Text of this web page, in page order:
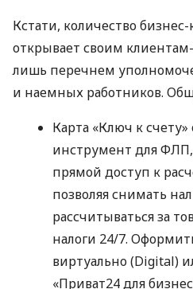
Кстати, количество
открывает своим
лишь перечнем
и наемных работников.
Карта «Ключ к
инструмент для
прямой доступ к
позволяя снимать
рассчитываться за
налоги 24/7.
виртуально (Digital)
«Приват24 для